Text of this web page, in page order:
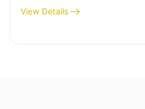
View Details